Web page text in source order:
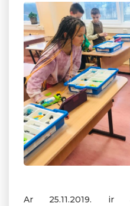
Ar 25.11.2019. ir